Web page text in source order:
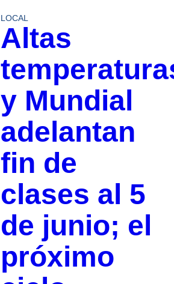
LOCAL
Altas
y Mundial
adelantan
fin de
clases al 5
de junio; el
próximo